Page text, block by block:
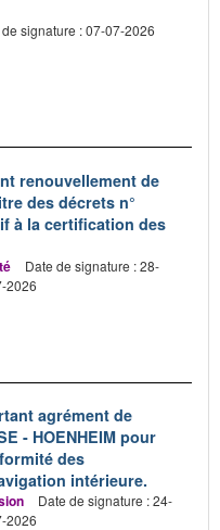
signature : 07-07-2026
renouvellement de
des décrets n°
à la certification des
Date de signature : 28-
2026
agrément de
- HOENHEIM pour
des
intérieure.
Date de signature : 24-
2026